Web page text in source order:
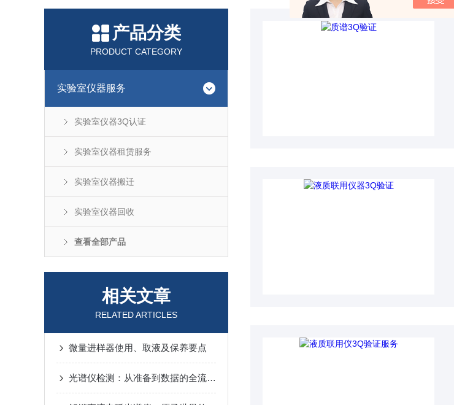
产品分类
PRODUCT CATEGORY
实验室仪器服务
实验室仪器3Q认证
实验室仪器租赁服务
实验室仪器搬迁
实验室仪器回收
查看全部产品
相关文章
RELATED ARTICLES
微量进样器使用、取液及保养要点
光谱仪检测：从准备到数据的全流程注意事项解析